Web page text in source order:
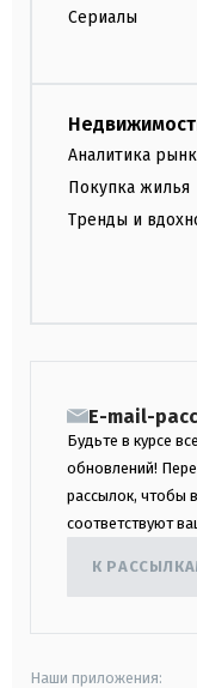
Сериалы
Аналитика
Покупка жилья
Тренды и
E-mail-
Будьте в курсе
обновлений!
рассылок, чтобы
соответствуют
К
Наши приложения: